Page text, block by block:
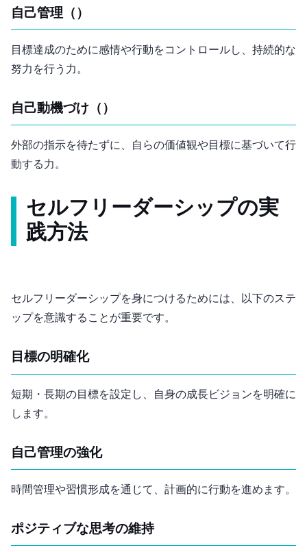
自己管理（Self-Regulation）
目標達成のために感情や行動をコントロールし、持続的な
努力を行う力。
自己動機づけ（Self-Motivation）
外部の指示を待たずに、自らの価値観や目標に基づいて行
動する力。
セルフリーダーシップの実
践方法
セルフリーダーシップを身につけるためには、以下のステ
ップを意識することが重要です。
目標の明確化
短期・長期の目標を設定し、自身の成長ビジョンを明確に
します。
自己管理の強化
時間管理や習慣形成を通じて、計画的に行動を進めます。
ポジティブな思考の維持